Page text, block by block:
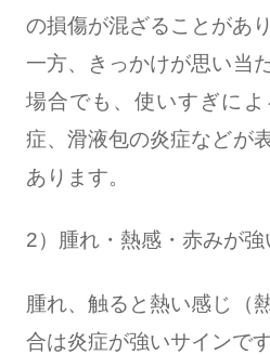
の損傷が混ざることがあり
一方、きっかけが思い当
場合でも、使いすぎに
症、滑液包の炎症などが
あります。
2）腫れ・熱感・赤みが
腫れ、触ると熱い感じ（
合は炎症が強いサインです